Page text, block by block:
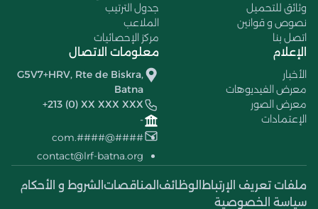
وثائق للتحميل
نصوص و قوانين
اتصل بنا
جدول الترتيب
الملاعب
مركز الإحصائيات
الإعلام
الأخبار
معرض الفيديوهات
معرض الصور
الإعتمادات
معلومات الاتصال
G5V7+HRV, Rte de Biskra,
Batna
+213 (0) XX XXX XXX
-
####@####.com
contact@lrf-batna.org
ملفات تعريف الإرتباط الوظائف المناقصات الشروط و الأحكام
سياسة الخصوصية